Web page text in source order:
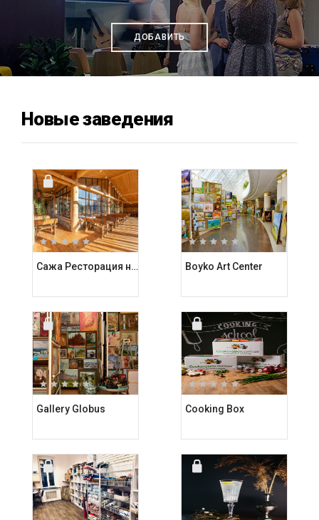
ДОБАВИТЬ
Новые заведения
Сажа Ресторация на углях Boyko Art Center
Gallery Globus Cooking Box